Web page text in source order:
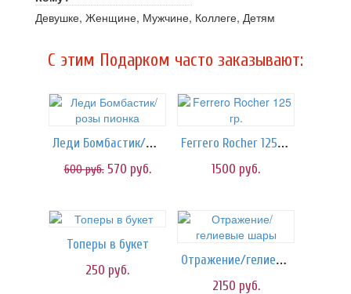
Девушке, Женщине, Мужчине, Коллеге, Детям
C этим Подарком часто заказывают:
Леди Бомбастик/розы пионка
600руб. 570 руб.
Ferrero Rocher 125 гр.
1500 руб.
Топеры в букет
250 руб.
Отражение/гелиевые шары
2150 руб.